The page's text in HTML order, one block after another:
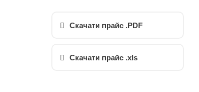
Скачати прайс .PDF
Скачати прайс .xls